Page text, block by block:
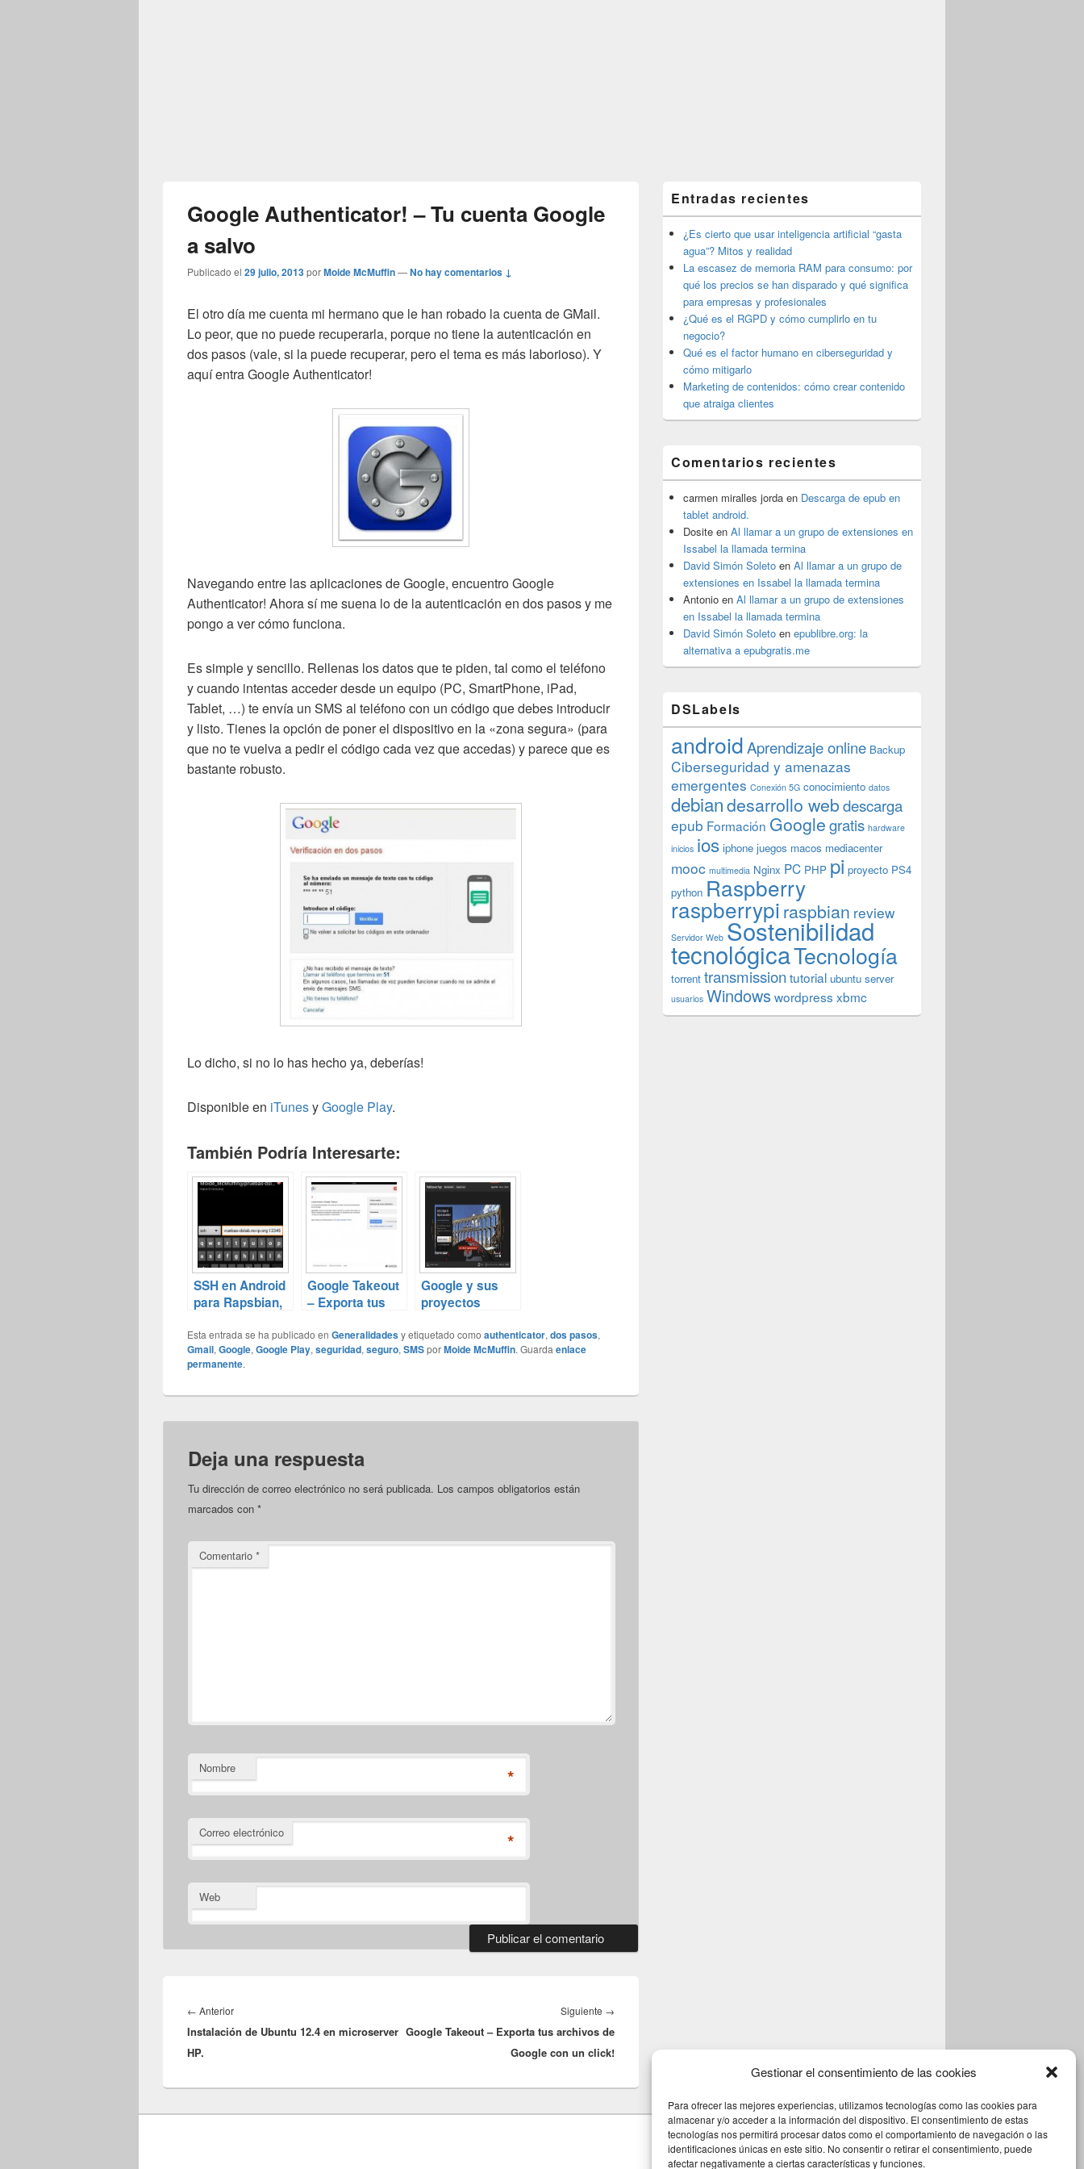
Gestionar el consentimiento de las cookies
Para ofrecer las mejores experiencias, utilizamos tecnologías como las cookies para
almacenar y/o acceder a la información del dispositivo. El consentimiento de estas
tecnologías nos permitirá procesar datos como el comportamiento de navegación o las
identificaciones únicas en este sitio. No consentir o retirar el consentimiento, puede
afectar negativamente a ciertas características y funciones.
Google Authenticator! – Tu cuenta Google
a salvo
Publicado el 29 julio, 2013porMoide McMuffin—No hay comentarios ↓
El otro día me cuenta mi hermano que le han robado la cuenta de GMail.
Lo peor, que no puede recuperarla, porque no tiene la autenticación en
dos pasos (vale, si la puede recuperar, pero el tema es más laborioso). Y
aquí entra Google Authenticator!
Navegando entre las aplicaciones de Google, encuentro Google
Authenticator! Ahora sí me suena lo de la autenticación en dos pasos y me
pongo a ver cómo funciona.
Es simple y sencillo. Rellenas los datos que te piden, tal como el teléfono
y cuando intentas acceder desde un equipo (PC, SmartPhone, iPad,
Tablet, …) te envía un SMS al teléfono con un código que debes introducir
y listo. Tienes la opción de poner el dispositivo en la «zona segura» (para
que no te vuelva a pedir el código cada vez que accedas) y parece que es
bastante robusto.
Lo dicho, si no lo has hecho ya, deberías!
Disponible en iTunesyGoogle Play.
También Podría Interesarte:
SSH en Android
para Rapsbian,
Google Takeout
– Exporta tus
Google con un
click!
Google y sus
proyectos
Esta entrada se ha publicado en Generalidadesy etiquetado como authenticator, dos pasos,
Gmail, Google, Google Play, seguridad, seguro, SMSporMoide McMuffin. Guarda enlace
permanente.
Deja una respuesta
Tu dirección de correo electrónico no será publicada. Los campos obligatorios están
marcados con *
Comentario *
Nombre *
Correo electrónico *
Web
de
entradas
← AnteriorEntrada
anterior:
Instalación de Ubuntu 12.4 en microserver
HP.
Siguiente →
siguiente:
Google Takeout – Exporta tus archivos de
Google con un click!
área
de
widget
barra
lateral
primaria
Entradas recientes
¿Es cierto que usar inteligencia artificial “gasta
agua”? Mitos y realidad
La escasez de memoria RAM para consumo: por
qué los precios se han disparado y qué significa
para empresas y profesionales
¿Qué es el RGPD y cómo cumplirlo en tu
negocio?
Qué es el factor humano en ciberseguridad y
cómo mitigarlo
Marketing de contenidos: cómo crear contenido
que atraiga clientes
Comentarios recientes
carmen miralles jorda en Descarga de epub en
tablet android.
Dosite en Al llamar a un grupo de extensiones en
Issabel la llamada termina
David Simón Soleto en Al llamar a un grupo de
extensiones en Issabel la llamada termina
Antonio en Al llamar a un grupo de extensiones
en Issabel la llamada termina
David Simón Soleto en epublibre.org: la
alternativa a epubgratis.me
DSLabels
androidAprendizaje online Backup
Ciberseguridad y amenazas
emergentes Conexión 5G conocimiento datos
debiandesarrollo webdescarga
epub Formación Googlegratis hardware
inicios ios iphone juegos macos mediacenter
mooc multimedia Nginx PC PHP pi proyecto PS4
python Raspberry
raspberrypi raspbian review
Servidor Web Sostenibilidad
tecnológicaTecnología
torrent transmission tutorial ubuntu server
usuarios Windowswordpress xbmc